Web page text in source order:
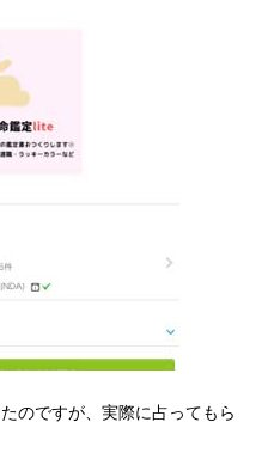
のですが、実際に占ってもら